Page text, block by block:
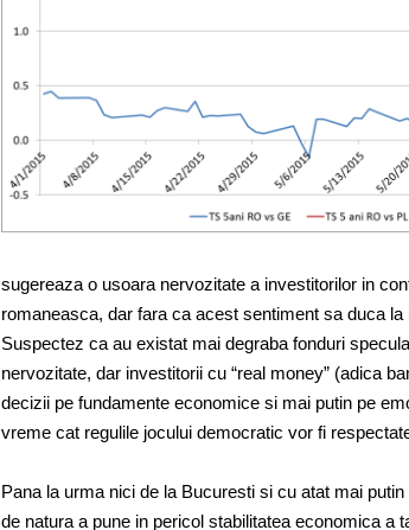
sugereaza o usoara nervozitate a investitorilor in
romaneasca, dar fara ca acest sentiment sa duca
Suspectez ca au existat mai degraba fonduri
nervozitate, dar investitorii cu “real money” (adica
decizii pe fundamente economice si mai putin pe
vreme cat regulile jocului democratic vor fi
Pana la urma nici de la Bucuresti si cu atat mai
de natura a pune in pericol stabilitatea economica a